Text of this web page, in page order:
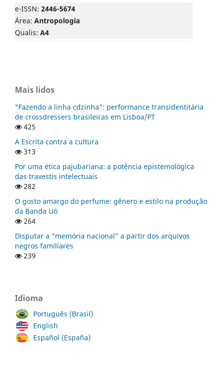
e-ISSN: 2446-5674
Área: Antropologia
Qualis: A4
Mais lidos
"Fazendo a linha cdzinha": performance transidentitária
de crossdressers brasileiras em Lisboa/PT
425
A Escrita contra a cultura
313
Por uma ética pajubariana: a potência epistemológica
das travestis intelectuais
282
O gosto amargo do perfume: gênero e estilo na produção
da Banda Uó
264
Disputar a “memória nacional” a partir dos arquivos
negros familiares
239
Idioma
Português (Brasil)
English
Español (España)